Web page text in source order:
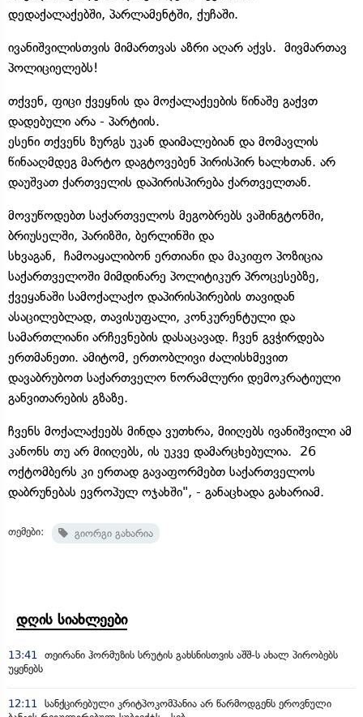
დედაქალაქებში, პარლამენტში, ქუჩაში.
ივანიშვილისთვის მიმართვას აზრი აღარ აქვს. მივმართავ
პოლიციელებს!
თქვენ, ფიცი ქვეყნის და მოქალაქეების წინაშე გაქვთ
დადებული არა - პარტიის.
ესენი თქვენს ზურგს უკან დაიმალებიან და მომავლის
წინააღმდეგ მარტო დაგტოვებენ პირისპირ ხალხთან. არ
დაუშვათ ქართველის დაპირისპირება ქართველთან.
მოვუწოდებთ საქართველოს მეგობრებს ვაშინგტონში,
ბრიუსელში, პარიზში, ბერლინში და
სხვაგან, ჩამოაყალიბონ ერთიანი და მაკიფო პოზიცია
საქართველოში მიმდინარე პოლიტიკურ პროცესებზე,
ქვეყანაში სამოქალაქო დაპირისპირების თავიდან
ასაცილებლად, თავისუფალი, კონკურენტული და
სამართლიანი არჩევნების დასაცავად. ჩვენ გვჭირდება
ერთმანეთი. ამიტომ, ერთობლივი ძალისხმევით
დავაბრუბოთ საქართველო ნორამლური დემოკრატიული
განვითარების გზაზე.
ჩვენს მოქალაქეებს მინდა ვუთხრა, მიიღებს ივანიშვილი ამ
კანონს თუ არ მიიღებს, ის უკვე დამარცხებულია. 26
ოქტომბერს კი ერთად გავაფორმებთ საქართველოს
დაბრუნებას ევროპულ ოჯახში", - განაცხადა გახარიამ.
თემები: გიორგი გახარია
დღის სიახლეები
13:41
თეირანი ჰორმუზის სრუტის გახსნისთვის აშშ-ს ახალ პირობებს
უყენებს
12:11
სანქცირებული კრიტპოკომპანია არ წარმოდგენს ეროვნული